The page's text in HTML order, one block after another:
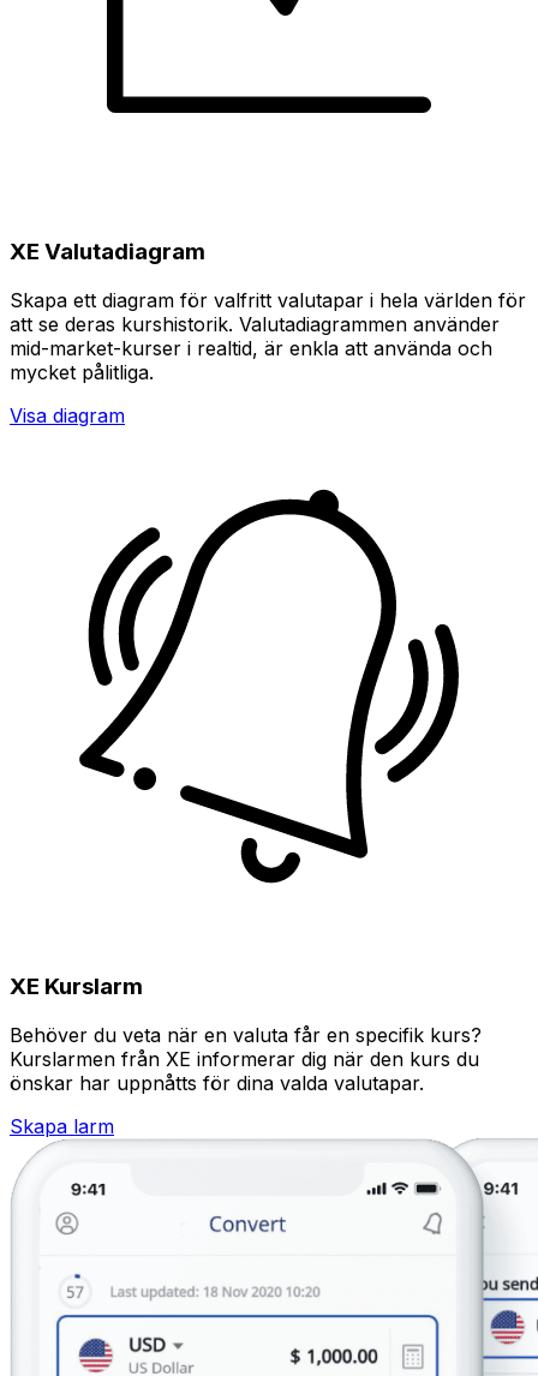
XE Valutadiagram
Skapa ett diagram för valfritt valutapar i hela världen för
att se deras kurshistorik. Valutadiagrammen använder
mid-market-kurser i realtid, är enkla att använda och
mycket pålitliga.
Visa diagram
XE Kurslarm
Behöver du veta när en valuta får en specifik kurs?
Kurslarmen från XE informerar dig när den kurs du
önskar har uppnåtts för dina valda valutapar.
Skapa larm